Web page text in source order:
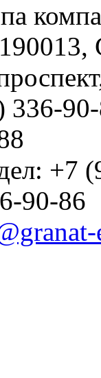
336-
+7
90-86